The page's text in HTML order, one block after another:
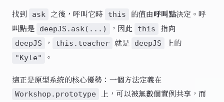
找到 ask 之後，呼叫它時 this 的值由呼叫點決定。呼
叫點是
deepJS.ask(...) ，因此 this 指向
deepJS ， this.teacher 就是 deepJS 上的
"Kyle" 。
這正是原型系統的核心優勢：一個方法定義在
Workshop.prototype
上，可以被無數個實例共享，而